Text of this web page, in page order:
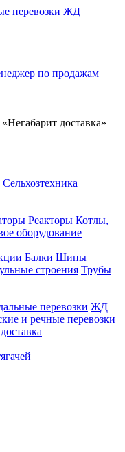
перевозки ЖД
по продажам
доставка»
Сельхозтехника
Реакторы Котлы,
оборудование
Балки Шины
строения Трубы
перевозки ЖД
и речные перевозки